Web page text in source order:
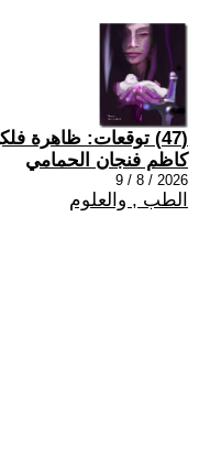
(47) توقعات: ظاهرة فلكية نادرة
كاظم فنجان الحمامي
2026 / 8 / 9
الطب , والعلوم